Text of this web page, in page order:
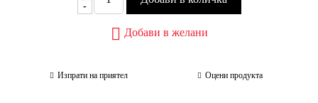
-
Добави в желани
Изпрати на приятел Оцени продукта